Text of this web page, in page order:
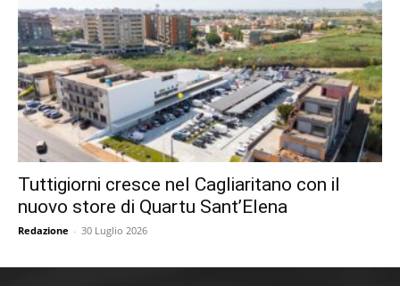
Tuttigiorni cresce nel Cagliaritano con il
nuovo store di Quartu Sant’Elena
Redazione - 30 Luglio 2026